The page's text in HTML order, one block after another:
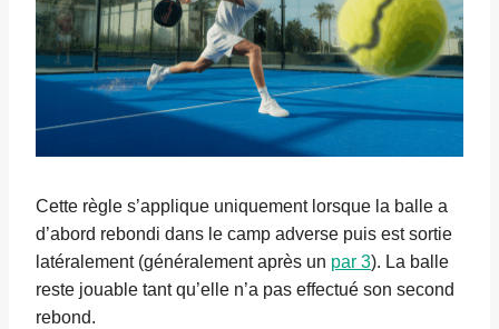
Cette règle s’applique uniquement lorsque la balle a
d’abord rebondi dans le camp adverse puis est sortie
latéralement (généralement après un par 3). La balle
reste jouable tant qu’elle n’a pas effectué son second
rebond.